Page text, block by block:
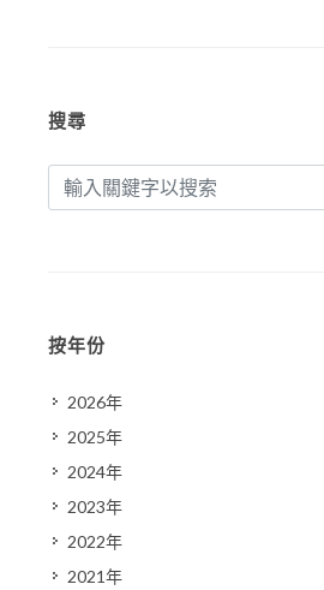
搜尋
按年份
2026年
2025年
2024年
2023年
2022年
2021年